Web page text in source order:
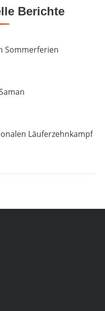
Berichte
Sommerferien
Läuferzehnkampf